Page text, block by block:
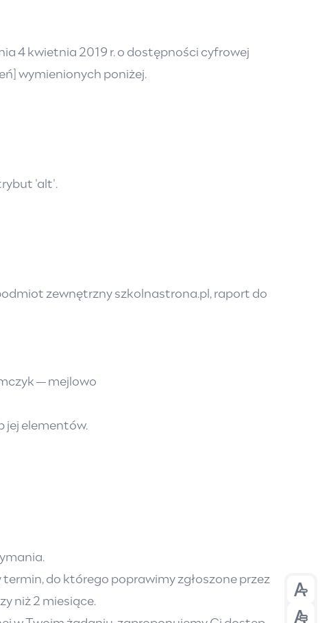
4 kwietnia 2019 r. o dostępności cyfrowej
wymienionych poniżej.
'alt'.
zewnętrzny szkolnastrona.pl, raport do
— mejlowo
jej elementów.
do którego poprawimy zgłoszone przez
niż 2 miesiące.